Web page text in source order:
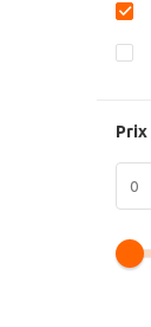
Prix